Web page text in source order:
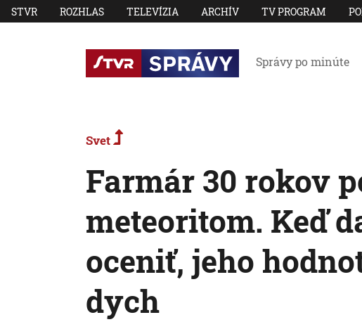
STVR ROZHLAS TELEVÍZIA ARCHÍV TV PROGRAM
Správy po minúte
Svet
Farmár 30 rokov
meteoritom. Keď
oceniť, jeho
dych